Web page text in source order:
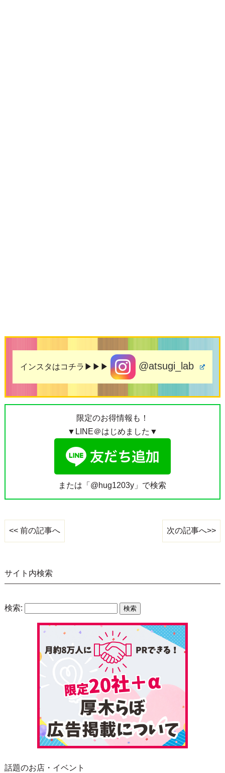
インスタはコチラ▶▶▶ @atsugi_lab
限定のお得情報も！
▼LINE＠はじめました▼
または「@hug1203y」で検索
<< 前の記事へ 次の記事へ>>
サイト内検索
検索:
話題のお店・イベント